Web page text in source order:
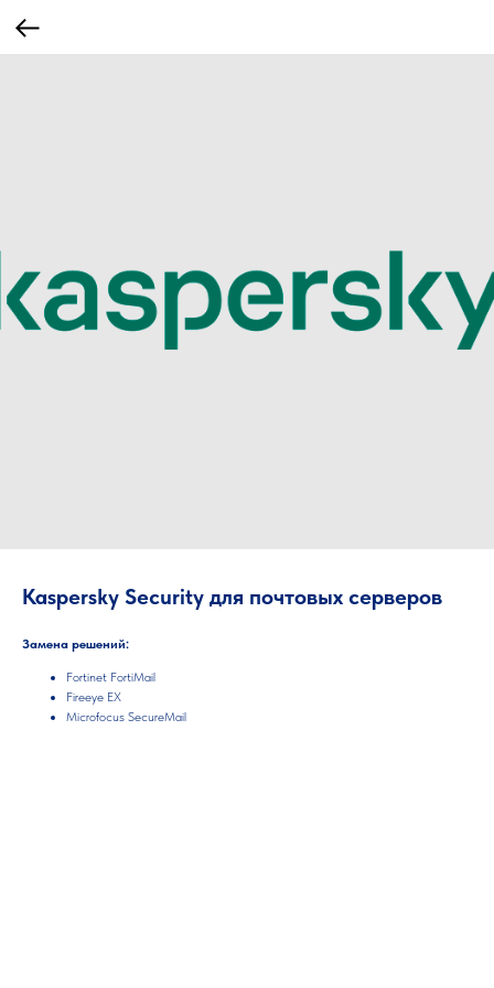
Kaspersky Security для почтовых серверов
Замена решений:
Fortinet FortiMail
Fireeye EX
Microfocus SecureMail